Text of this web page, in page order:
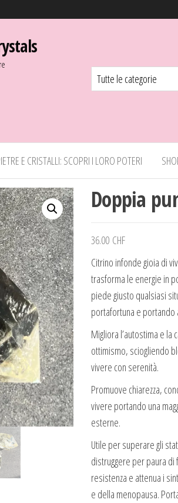
E CRISTALLI: SCOPRI I LORO POTERI
Doppia
36.00 CHF
Citrino infonde gioia di
trasforma le energie in
piede giusto qualsiasi
portafortuna e portando
Migliora l’autostima e la
ottimismo, sciogliendo
vivere con serenità.
Promuove chiarezza,
vivere portando una
esterne.
Utile per superare gli
distruggere per paura di
resistenza e attenua i
e della menopausa.